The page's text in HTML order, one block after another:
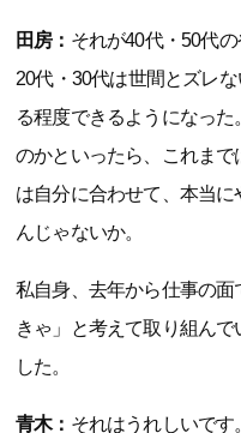
田房： それが40代・50代
20代・30代は世間とズレ
る程度できるようになっ
のかといったら、これま
は自分に合わせて、本当
んじゃないか。
私自身、去年から仕事の
きゃ」と考えて取り組ん
した。
青木： それはうれしいです